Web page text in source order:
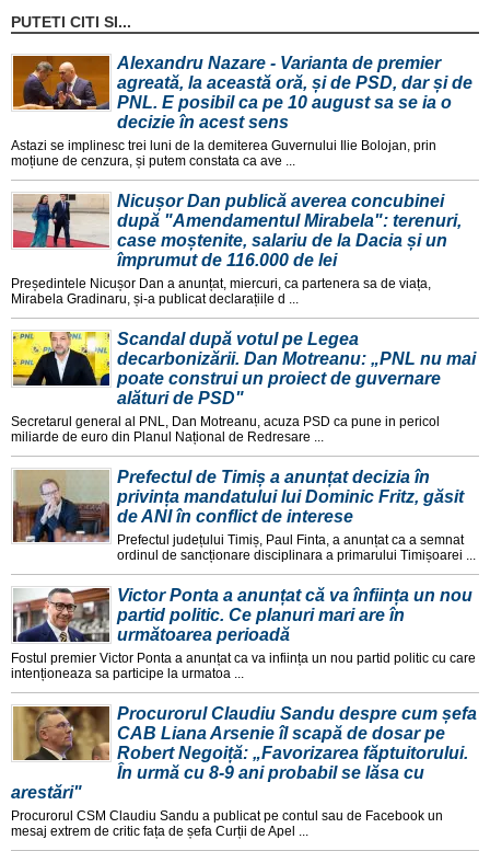
PUTETI CITI SI...
Alexandru Nazare - Varianta de premier
agreată, la această oră, și de PSD, dar și de
PNL. E posibil ca pe 10 august sa se ia o
decizie în acest sens
Astazi se implinesc trei luni de la demiterea Guvernului Ilie Bolojan, prin
moțiune de cenzura, și putem constata ca ave ...
Nicușor Dan publică averea concubinei
după "Amendamentul Mirabela": terenuri,
case moștenite, salariu de la Dacia și un
împrumut de 116.000 de lei
Președintele Nicușor Dan a anunțat, miercuri, ca partenera sa de viața,
Mirabela Gradinaru, și-a publicat declarațiile d ...
Scandal după votul pe Legea
decarbonizării. Dan Motreanu: „PNL nu mai
poate construi un proiect de guvernare
alături de PSD"
Secretarul general al PNL, Dan Motreanu, acuza PSD ca pune in pericol
miliarde de euro din Planul Național de Redresare ...
Prefectul de Timiș a anunțat decizia în
privința mandatului lui Dominic Fritz, găsit
de ANI în conflict de interese
Prefectul județului Timiș, Paul Finta, a anunțat ca a semnat
ordinul de sancționare disciplinara a primarului Timișoarei ...
Victor Ponta a anunțat că va înființa un nou
partid politic. Ce planuri mari are în
următoarea perioadă
Fostul premier Victor Ponta a anunțat ca va inființa un nou partid politic cu care
intenționeaza sa participe la urmatoa ...
Procurorul Claudiu Sandu despre cum șefa
CAB Liana Arsenie îl scapă de dosar pe
Robert Negoiță: „Favorizarea făptuitorului.
În urmă cu 8-9 ani probabil se lăsa cu
arestări"
Procurorul CSM Claudiu Sandu a publicat pe contul sau de Facebook un
mesaj extrem de critic fața de șefa Curții de Apel ...